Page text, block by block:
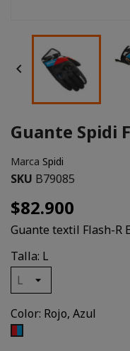

Guante Spidi
Marca Spidi
SKU B79085
$82.900
Guante textil Flash-R
Talla: L
Color: Rojo, Azul